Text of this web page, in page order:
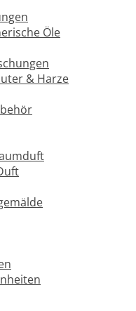
Öle
& Harze